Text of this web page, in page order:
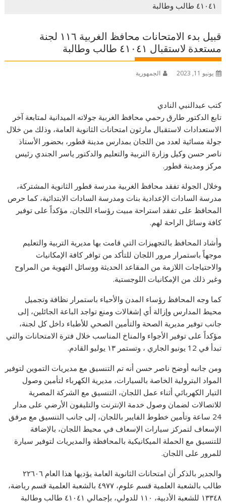
٤١٠٤١ طالب وطالبة
قبيل بدء الامتحانات محافظ الغربية ١١٦ لجنة
مستعدة لاستقبال ٤١٠٤١ طالب وطالبة
يونيو 11, 2023 الجمهورية
كتب عبدالنبي النادي
تابع الدكتور طارق رحمي محافظ الغربية جولاته الميدانية لمتابعة آخر
الاستعدادات لاستقبال مارثون امتحانات الثانوية العامة، وذلك من خلال
جولة مسائية لعدد من اللجان بمدارس مدينة قطور، بحضور الأستاذ
ناصر حسن وكيل وزارة التربية والتعليم والدكتور ياسر الجندي رئيس
مركز ومدينة قطور.
وخلال الجولة تفقد محافظ الغربية مدرسة قطور الثانوية المشتركة،
مدرسة السادات الإعدادية بنات ومدرسة السادات الابتدائية، كما حرص
المحافظ على تفقد استراحة مبيت رؤساء اللجان، مؤكداً على توفير
كافة وسائل الراحة لهم.
وأشاد المحافظ بالتجهيزات التي قامت بها مديرية التربية والتعليم
موجهاً باستمرار مرور اللجان للتأكد من توافر كافة الإمكانيات
والاحتياجات اللازمة من المقاعد الحديثة ووسائل التهوية من المراوح
وغير ذلك من الإمكانيات اللوجستية.
كما وجه المحافظ رؤساء المدن والأحياء باستمرار نظافة وتجميل
محيط المدارس وإزالة أي إشغالات ومنع تواجد الباعة الجائلين، إلى
جانب توفير مديرية الصحة والتأمين الصحي للأطباء داخل كل لجنة،
مؤكداً على توفير الأجواء والمناخ المناسب خلال فترة الامتحانات والتي
تبدأ في 12 يونيو الجاري ، وتستمر ١٣ يوليو القادم.
ومن جانبه أوضح ناصر حسن أنه تم التنسيق مع مديريات التموين لتوفير
المواد البترولية الخاصة بالسيارات، مديرية الكهرباء لتأمين وصول
التيار الكهربائي أثناء عمل اللجان، التنسيق مع الشركة المصرية
للاتصالات لضمان وصول خدمة الإنترنت والتليفون الأرضي على مدار
24 ساعة وتأمين خطوط الفايبر باللجان، إلى جانب التنسيق مع مرفق
الإسعاف لتمركز سيارات الإسعاف في محيط اللجان، بالإضافة
للتنسيق مع الحملة الميكانيكية بالمحافظة والمديريات لتوفير سيارة
للمرور على اللجان.
والجدير بالذكر أن امتحانات الثانوية العامة يؤديها هذا العام ٢٢٦٠٦
طالب بالشعبة العلمية قسم علوم، ٤٩٧٧ بالشعبة العلمية قسم رياضة،
١٣٣٤٨ للشعبة الأدبية، ١١٠ للدولي، بإجمالي ٤١٠٤١ طالب وطالبة